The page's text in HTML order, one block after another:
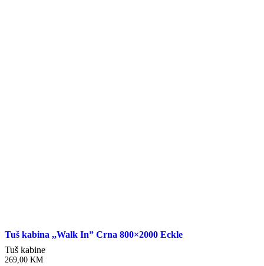
Tuš kabina ,,Walk In” Crna 800×2000 Eckle
Tuš kabine
269,00 KM